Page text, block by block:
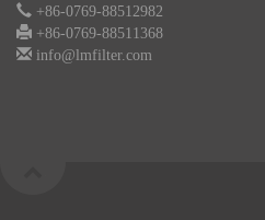
+86-0769-88512982
+86-0769-88511368
info@lmfilter.com